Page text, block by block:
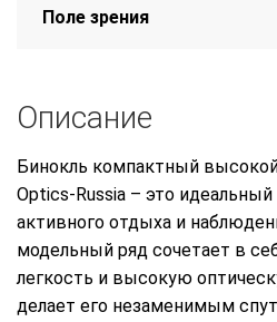
Поле зрения
Описание
Бинокль компактный
Optics-Russia – это
активного отдыха и
модельный ряд сочетает в
легкость и высокую
делает его незаменимым